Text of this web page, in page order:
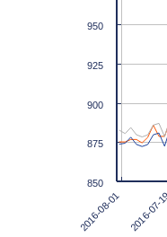
2016-08-01 2016-
850
875
900
925
950